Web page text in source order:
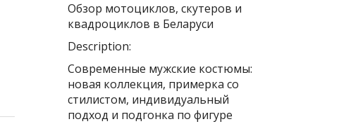
Обзор мотоциклов, скутеров и
квадроциклов в Беларуси
Description:
Современные мужские костюмы:
новая коллекция, примерка со
стилистом, индивидуальный
подход и подгонка по фигуре